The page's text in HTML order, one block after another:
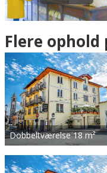
Flere
Dobbeltværelse 18 m²